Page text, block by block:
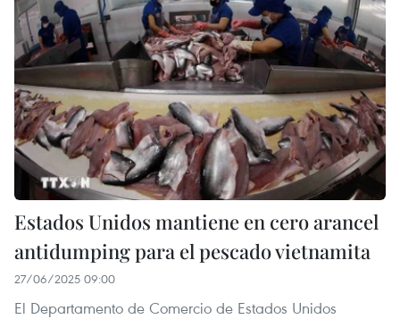
Estados Unidos mantiene en cero arancel
antidumping para el pescado vietnamita
27/06/2025 09:00
El Departamento de Comercio de Estados Unidos